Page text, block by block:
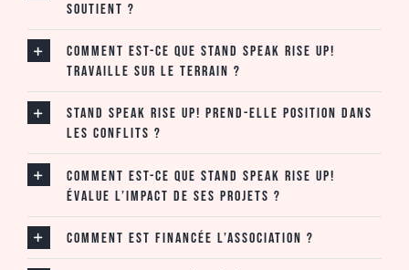
soutient ?
Comment est-ce que Stand Speak Rise Up!
travaille sur le terrain ?
Stand Speak Rise Up! prend-elle position dans
les conflits ?
Comment est-ce que Stand Speak Rise Up!
évalue l’impact de ses projets ?
Comment est financée l’association ?